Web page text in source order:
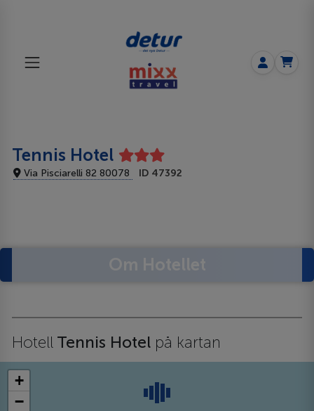
Tennis Hotel
Via Pisciarelli 82 80078 ID 47392
Hotell Tennis Hotel på kartan
+
−